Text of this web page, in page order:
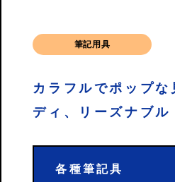
筆記用具
カラフルでポップな
ディ、リーズナブル
各種筆記具